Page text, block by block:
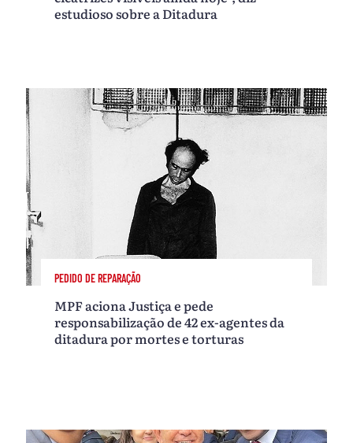
estudioso sobre a Ditadura
PEDIDO DE REPARAÇÃO
MPF aciona Justiça e pede
responsabilização de 42 ex-agentes da
ditadura por mortes e torturas